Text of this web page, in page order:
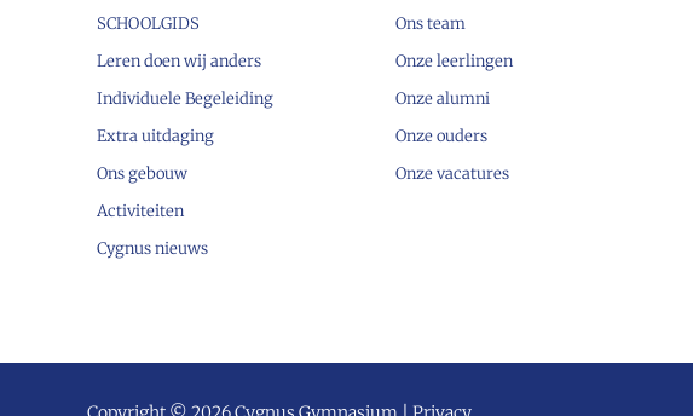
SCHOOLGIDS
Leren doen wij anders
Individuele Begeleiding
Extra uitdaging
Ons gebouw
Activiteiten
Cygnus nieuws
Ons team
Onze leerlingen
Onze alumni
Onze ouders
Onze vacatures